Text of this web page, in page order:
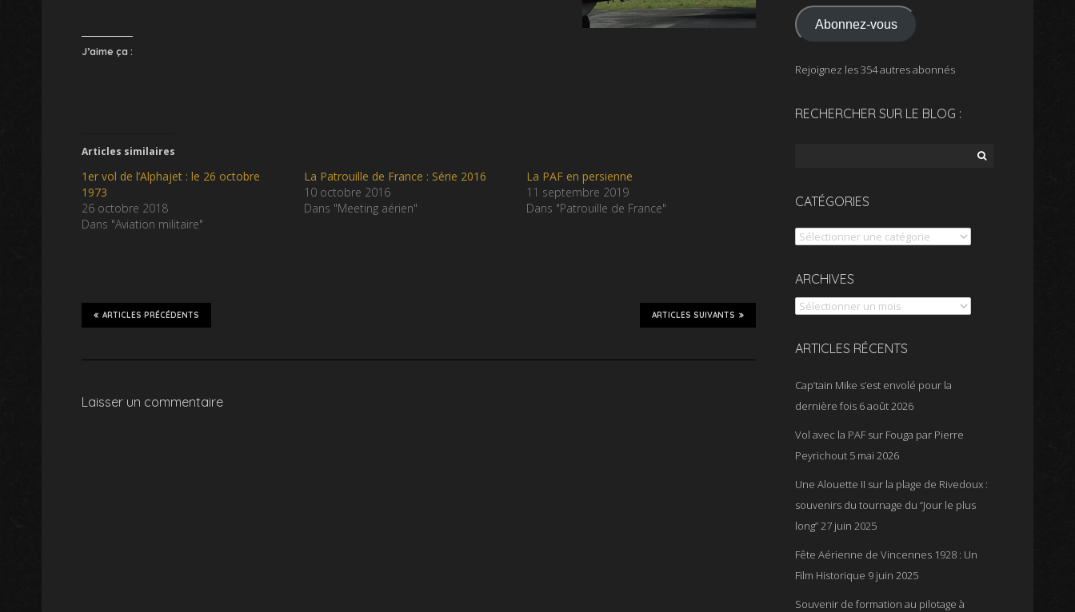
J’aime ça :
Articles similaires
1er vol de l’Alphajet : le 26 octobre
1973
26 octobre 2018
Dans "Aviation militaire"
La Patrouille de France : Série 2016
10 octobre 2016
Dans "Meeting aérien"
La PAF en persienne
11 septembre 2019
Dans "Patrouille de France"
ARTICLES SUIVANTS
ARTICLES PRÉCÉDENTS
Laisser un commentaire
mail
Abonnez-vous
Rejoignez les 354 autres abonnés
RECHERCHER SUR LE BLOG :
CATÉGORIES
Catégories
ARCHIVES
Archives
ARTICLES RÉCENTS
Cap’tain Mike s’est envolé pour la
dernière fois 6 août 2026
Vol avec la PAF sur Fouga par Pierre
Peyrichout 5 mai 2026
Une Alouette II sur la plage de Rivedoux :
souvenirs du tournage du “Jour le plus
long”27 juin 2025
Fête Aérienne de Vincennes 1928 : Un
Film Historique 9 juin 2025
Souvenir de formation au pilotage à